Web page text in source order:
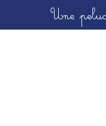
Une